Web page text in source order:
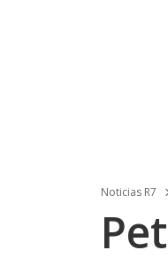
Noticias R7